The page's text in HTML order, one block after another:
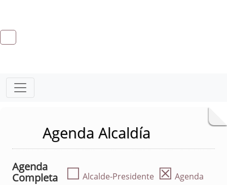
Agenda Alcaldía
Agenda
Completa
☐ Alcalde-Presidente ☒ Agenda